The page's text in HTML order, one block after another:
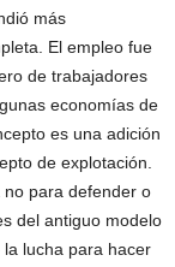
más
El empleo fue
de trabajadores
economías de
es una adición
de explotación.
para defender o
del antiguo modelo
lucha para hacer